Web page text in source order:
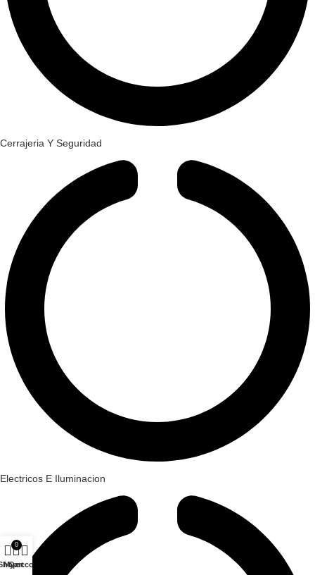
Cerrajeria Y Seguridad
Electricos E Iluminacion
0
Cart
My account